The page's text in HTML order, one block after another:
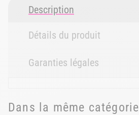
Description
Détails du produit
Garanties légales
Dans la même catégorie